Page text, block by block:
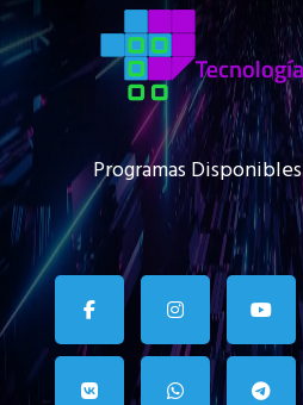
Programas Disponibles